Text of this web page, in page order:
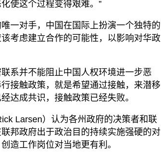
使这个过程变得艰难。”
一对手，中国在国际上扮演一个独特的
考虑建立合作的可能性，以影响对华政
系并不能阻止中国人权环境进一步恶
接触政策，就是希望通过接触，来潜移
达成共识，接触政策已经失败。
Larsen）认为各州政府的决策者和联
邦政府出于政治目的持续实施强硬的对
造工作岗位对当地更有利。